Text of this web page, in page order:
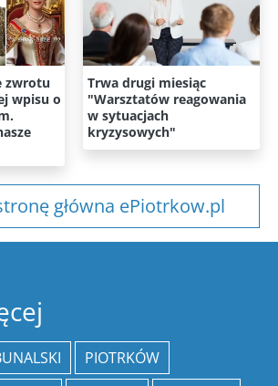
zwrotu
wpisu o
Trwa drugi miesiąc
"Warsztatów reagowania
w sytuacjach
kryzysowych"
główna ePiotrkow.pl
PIOTRKÓW